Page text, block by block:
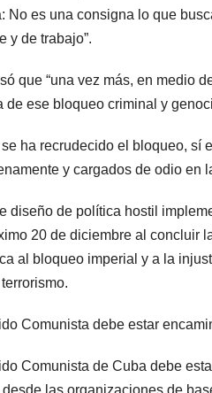
No es una consigna lo que
y de trabajo”.
que “una vez más, en medio
de ese bloqueo criminal y
ha recrudecido el bloqueo,
y cargados de odio en
diseño de política hostil
20 de diciembre al concluir
al bloqueo imperial y a la
Comunista debe estar
Comunista de Cuba debe